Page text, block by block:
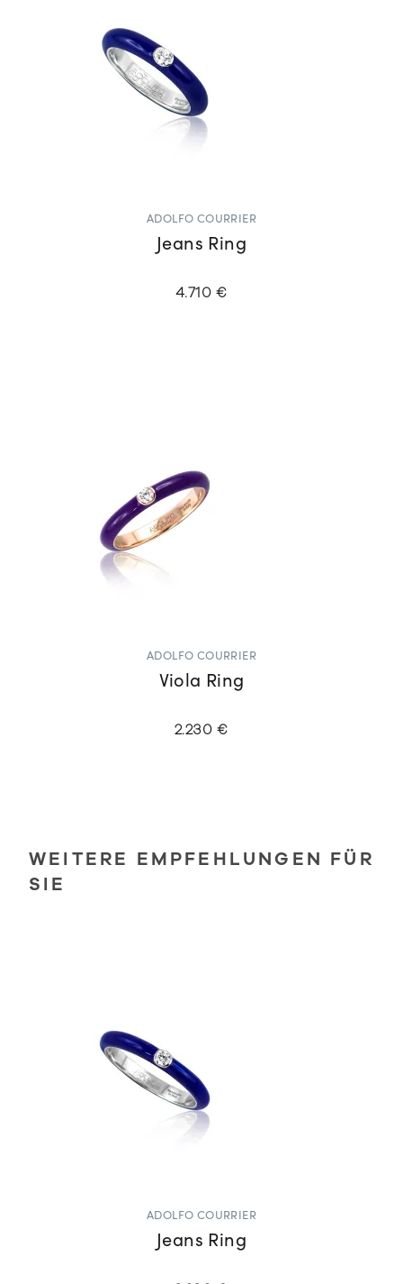
ADOLFO COURRIER
Jeans Ring
4.710 €
ADOLFO COURRIER
Viola Ring
2.230 €
WEITERE EMPFEHLUNGEN FÜR
SIE
ADOLFO COURRIER
Jeans Ring